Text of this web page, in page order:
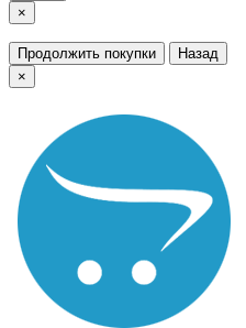
×
Продолжить покупки
Назад
×